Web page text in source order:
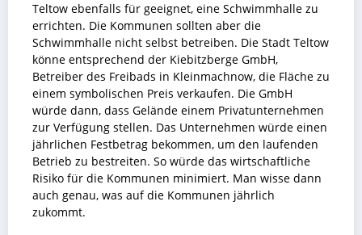
Teltow ebenfalls für geeignet, eine Schwimmhalle zu
errichten. Die Kommunen sollten aber die
Schwimmhalle nicht selbst betreiben. Die Stadt Teltow
könne entsprechend der Kiebitzberge GmbH,
Betreiber des Freibads in Kleinmachnow, die Fläche zu
einem symbolischen Preis verkaufen. Die GmbH
würde dann, dass Gelände einem Privatunternehmen
zur Verfügung stellen. Das Unternehmen würde einen
jährlichen Festbetrag bekommen, um den laufenden
Betrieb zu bestreiten. So würde das wirtschaftliche
Risiko für die Kommunen minimiert. Man wisse dann
auch genau, was auf die Kommunen jährlich
zukommt.